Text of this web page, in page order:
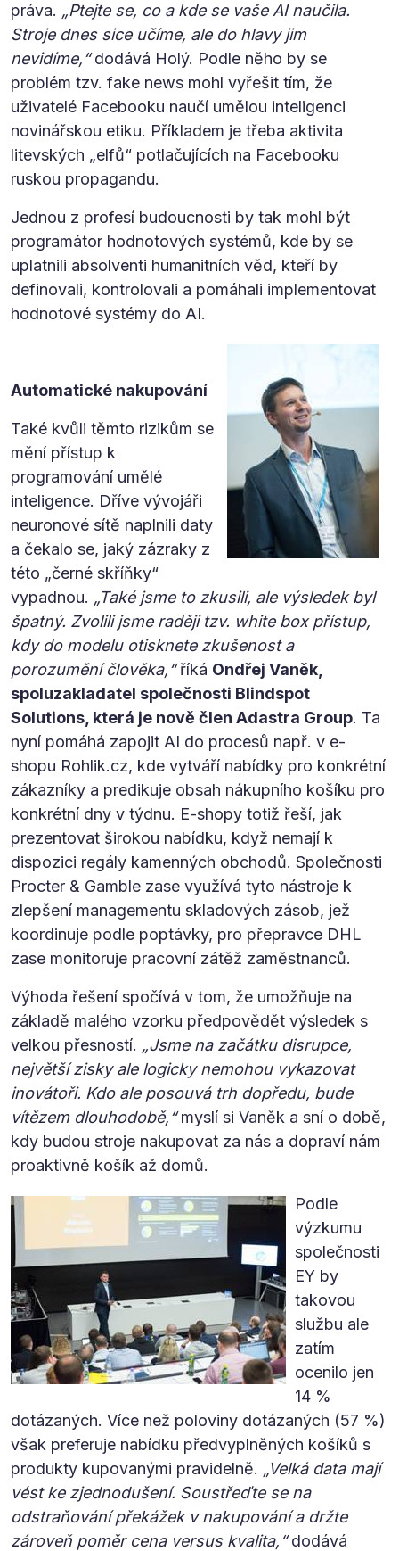
práva. „Ptejte se, co a kde se vaše AI naučila.
Stroje dnes sice učíme, ale do hlavy jim
nevidíme,“dodává Holý. Podle něho by se
problém tzv. fake news mohl vyřešit tím, že
uživatelé Facebooku naučí umělou inteligenci
novinářskou etiku. Příkladem je třeba aktivita
litevských „elfů“ potlačujících na Facebooku
ruskou propagandu.
Jednou z profesí budoucnosti by tak mohl být
programátor hodnotových systémů, kde by se
uplatnili absolventi humanitních věd, kteří by
definovali, kontrolovali a pomáhali implementovat
hodnotové systémy do AI.
Automatické nakupování
Také kvůli těmto rizikům se
mění přístup k
programování umělé
inteligence. Dříve vývojáři
neuronové sítě naplnili daty
a čekalo se, jaký zázraky z
této „černé skříňky“
vypadnou. „Také jsme to zkusili, ale výsledek byl
špatný. Zvolili jsme raději tzv. white box přístup,
kdy do modelu otisknete zkušenost a
porozumění člověka,“říká Ondřej Vaněk,
spoluzakladatel společnosti Blindspot
Solutions, která je nově člen Adastra Group. Ta
nyní pomáhá zapojit AI do procesů např. v e-
shopu Rohlik.cz, kde vytváří nabídky pro konkrétní
zákazníky a predikuje obsah nákupního košíku pro
konkrétní dny v týdnu. E-shopy totiž řeší, jak
prezentovat širokou nabídku, když nemají k
dispozici regály kamenných obchodů. Společnosti
Procter & Gamble zase využívá tyto nástroje k
zlepšení managementu skladových zásob, jež
koordinuje podle poptávky, pro přepravce DHL
zase monitoruje pracovní zátěž zaměstnanců.
Výhoda řešení spočívá v tom, že umožňuje na
základě malého vzorku předpovědět výsledek s
velkou přesností. „Jsme na začátku disrupce,
největší zisky ale logicky nemohou vykazovat
inovátoři. Kdo ale posouvá trh dopředu, bude
vítězem dlouhodobě,“myslí si Vaněk a sní o době,
kdy budou stroje nakupovat za nás a dopraví nám
proaktivně košík až domů.
Podle
výzkumu
společnosti
EY by
takovou
službu ale
zatím
ocenilo jen
14 %
dotázaných. Více než poloviny dotázaných (57 %)
však preferuje nabídku předvyplněných košíků s
produkty kupovanými pravidelně. „Velká data mají
vést ke zjednodušení. Soustřeďte se na
odstraňování překážek v nakupování a držte
zároveň poměr cena versus kvalita,“dodává